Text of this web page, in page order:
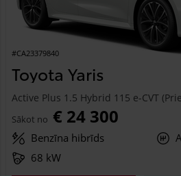
#CA23379840
Toyota Yaris
Active Plus 1.5 Hybrid 115 e-CVT
Sākot no € 24 300
Benzīna hibrīds
68 kW